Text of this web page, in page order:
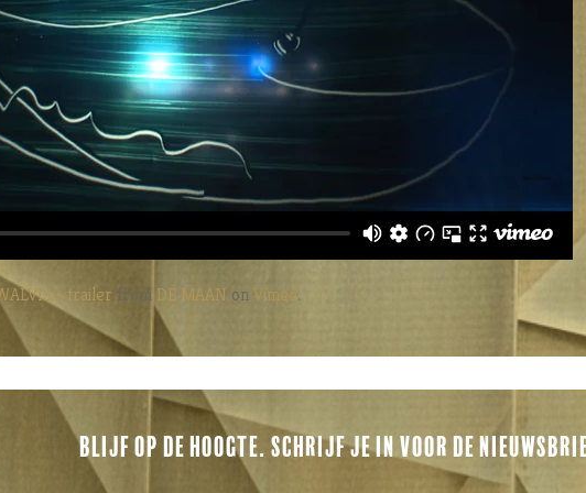
- trailer from DE MAAN onVimeo .
BLIJF OP DE HOOGTE. SCHRIJF JE IN VOOR DE